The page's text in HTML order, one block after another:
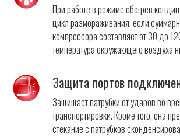
При работе в режиме обогрев
цикл размораживания, если
компрессора составляет от 30 до
температура окружающего воздуха
Защита портов
Защищает патрубки от ударов во
транспортировки. Кроме того, она
стекание с патрубков